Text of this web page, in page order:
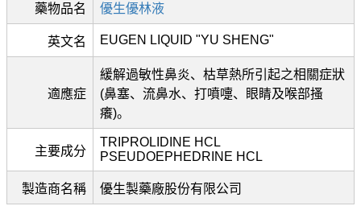
藥物品名 優生優林液
英文名 EUGEN LIQUID "YU SHENG"
適應症
緩解過敏性鼻炎、枯草熱所引起之相關症狀
(鼻塞、流鼻水、打噴嚏、眼睛及喉部搔
癢)。
主要成分
TRIPROLIDINE HCL
PSEUDOEPHEDRINE HCL
製造商名稱 優生製藥廠股份有限公司